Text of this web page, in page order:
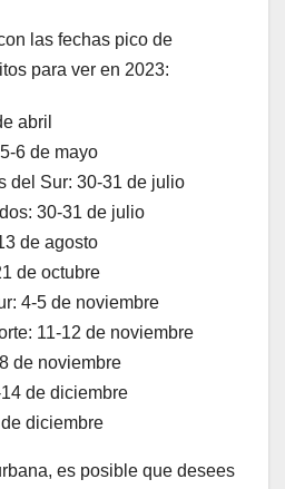
las fechas pico de
para ver en 2023:
abril
6 de mayo
del Sur: 30-31 de julio
30-31 de julio
de agosto
de octubre
4-5 de noviembre
11-12 de noviembre
de noviembre
de diciembre
diciembre
es posible que desees